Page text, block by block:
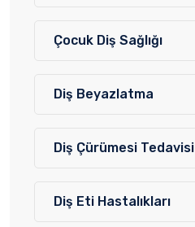
Çocuk Diş Sağlığı
Diş Beyazlatma
Diş Çürümesi Tedavisi
Diş Eti Hastalıkları